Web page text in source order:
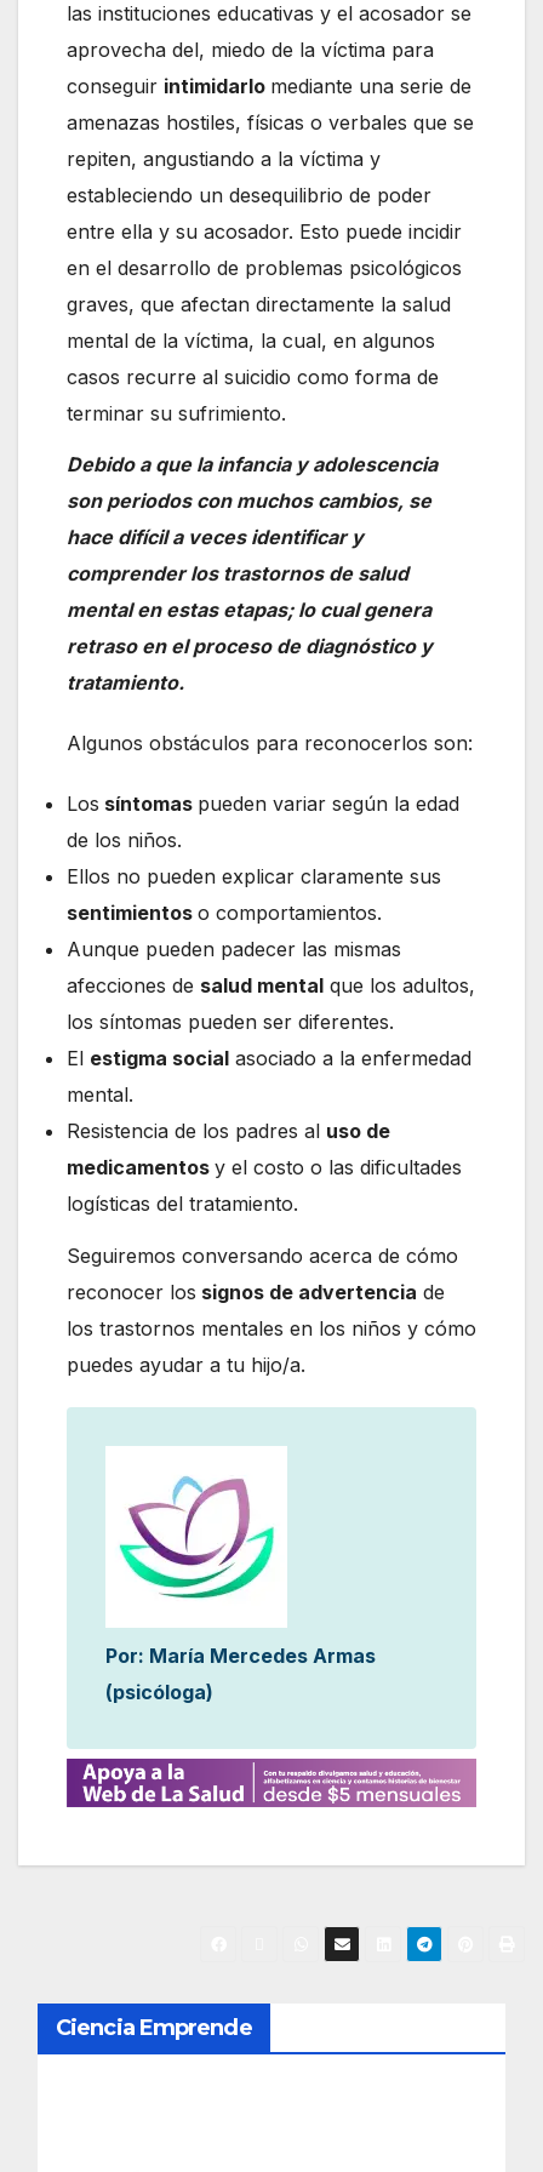
las instituciones educativas y el acosador se
aprovecha del, miedo de la víctima para
conseguir intimidarlo mediante una serie de
amenazas hostiles, físicas o verbales que se
repiten, angustiando a la víctima y
estableciendo un desequilibrio de poder
entre ella y su acosador. Esto puede incidir
en el desarrollo de problemas psicológicos
graves, que afectan directamente la salud
mental de la víctima, la cual, en algunos
casos recurre al suicidio como forma de
terminar su sufrimiento.
Debido a que la infancia y adolescencia
son periodos con muchos cambios, se
hace difícil a veces identificar y
comprender los trastornos de salud
mental en estas etapas; lo cual genera
retraso en el proceso de diagnóstico y
tratamiento.
Algunos obstáculos para reconocerlos son:
Los síntomas pueden variar según la edad
de los niños.
Ellos no pueden explicar claramente sus
sentimientos o comportamientos.
Aunque pueden padecer las mismas
afecciones de salud mental que los adultos,
los síntomas pueden ser diferentes.
El estigma social asociado a la enfermedad
mental.
Resistencia de los padres al uso de
medicamentos y el costo o las dificultades
logísticas del tratamiento.
Seguiremos conversando acerca de cómo
reconocer los signos de advertencia de
los trastornos mentales en los niños y cómo
puedes ayudar a tu hijo/a.
Por: María Mercedes Armas
(psicóloga)
N
a
Ciencia Emprende